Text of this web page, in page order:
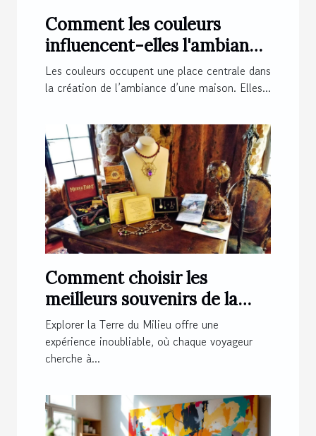
Comment les couleurs
influencent-elles l'ambiance
de votre maison ?
Les couleurs occupent une place centrale dans
la création de l’ambiance d’une maison. Elles...
Comment choisir les
meilleurs souvenirs de la
Terre du Milieu ?
Explorer la Terre du Milieu offre une
expérience inoubliable, où chaque voyageur
cherche à...